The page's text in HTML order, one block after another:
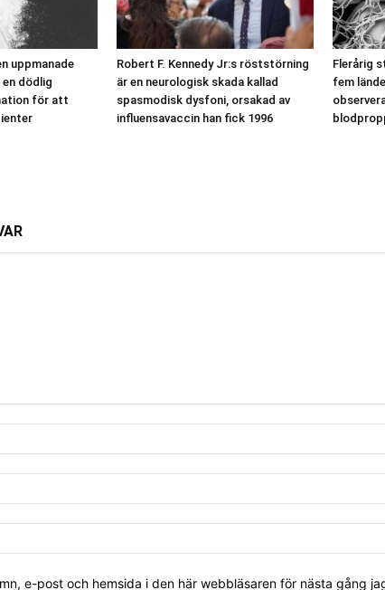
uppmanade
en dödlig
för att
Robert F. Kennedy Jr:s röststörning
är en neurologisk skada kallad
spasmodisk dysfoni, orsakad av
influensavaccin han fick 1996
Flerårig
fem
e-post och hemsida i den här webbläsaren för nästa gång